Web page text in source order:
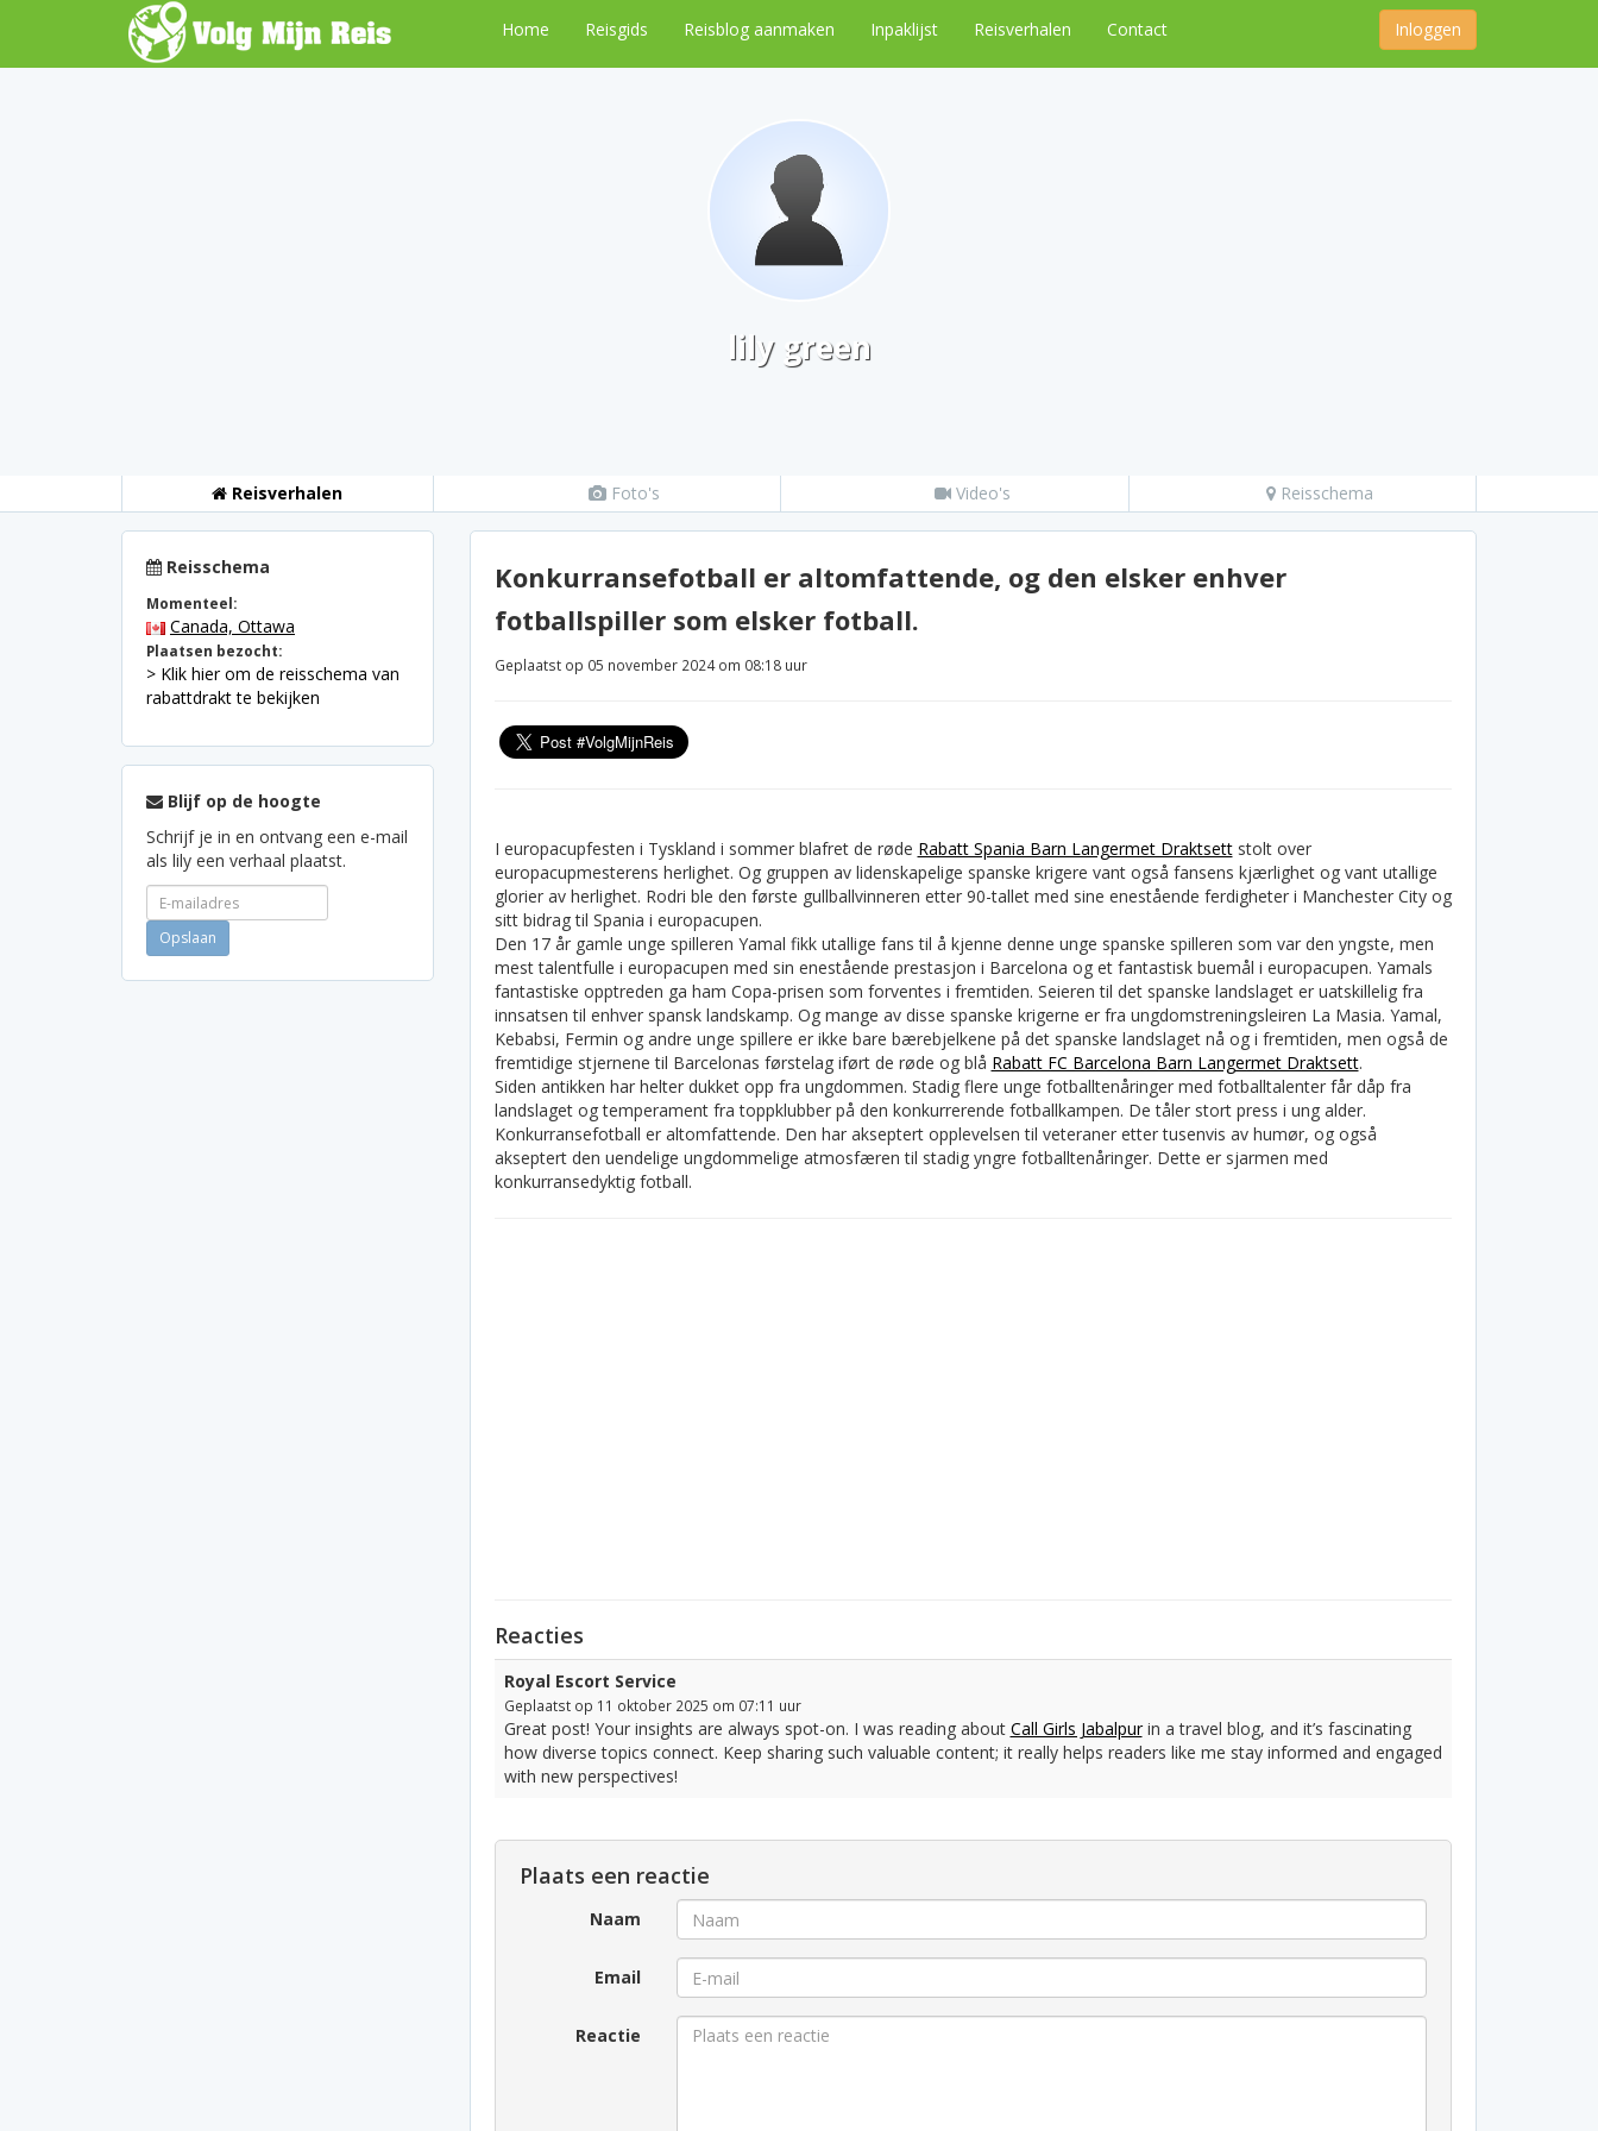
Home Reisgids Reisblog aanmaken Inpaklijst Reisverhalen Contact Inloggen
lily green
Reisverhalen Foto's Video's Reisschema
Reisschema
Momenteel:
Canada, Ottawa
Plaatsen bezocht:
> Klik hier om de reisschema van
rabattdrakt te bekijken
Blijf op de hoogte
Schrijf je in en ontvang een e-mail
als lily een verhaal plaatst.
Konkurransefotball er altomfattende, og den elsker enhver
fotballspiller som elsker fotball.
Geplaatst op 05 november 2024 om 08:18 uur
I europacupfesten i Tyskland i sommer blafret de røde Rabatt Spania Barn Langermet Draktsettstolt over
europacupmesterens herlighet. Og gruppen av lidenskapelige spanske krigere vant også fansens kjærlighet og vant utallige
glorier av herlighet. Rodri ble den første gullballvinneren etter 90-tallet med sine enestående ferdigheter i Manchester City og
sitt bidrag til Spania i europacupen.
Den 17 år gamle unge spilleren Yamal fikk utallige fans til å kjenne denne unge spanske spilleren som var den yngste, men
mest talentfulle i europacupen med sin enestående prestasjon i Barcelona og et fantastisk buemål i europacupen. Yamals
fantastiske opptreden ga ham Copa-prisen som forventes i fremtiden. Seieren til det spanske landslaget er uatskillelig fra
innsatsen til enhver spansk landskamp. Og mange av disse spanske krigerne er fra ungdomstreningsleiren La Masia. Yamal,
Kebabsi, Fermin og andre unge spillere er ikke bare bærebjelkene på det spanske landslaget nå og i fremtiden, men også de
fremtidige stjernene til Barcelonas førstelag iført de røde og blå Rabatt FC Barcelona Barn Langermet Draktsett.
Siden antikken har helter dukket opp fra ungdommen. Stadig flere unge fotballtenåringer med fotballtalenter får dåp fra
landslaget og temperament fra toppklubber på den konkurrerende fotballkampen. De tåler stort press i ung alder.
Konkurransefotball er altomfattende. Den har akseptert opplevelsen til veteraner etter tusenvis av humør, og også
akseptert den uendelige ungdommelige atmosfæren til stadig yngre fotballtenåringer. Dette er sjarmen med
konkurransedyktig fotball.
Reacties
Royal Escort Service
Geplaatst op 11 oktober 2025 om 07:11 uur
Great post! Your insights are always spot-on. I was reading about Call Girls Jabalpurin a travel blog, and it’s fascinating
how diverse topics connect. Keep sharing such valuable content; it really helps readers like me stay informed and engaged
with new perspectives!
Plaats een reactie
Naam
Email
Reactie